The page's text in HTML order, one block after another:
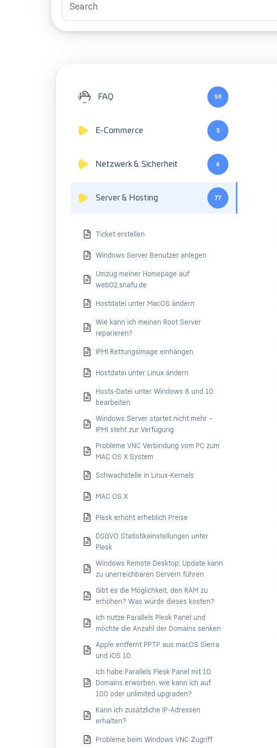
FAQ 59
E-Commerce 5
Netzwerk & Sicherheit 6
Server & Hosting 77
Ticket erstellen
Windows Server Benutzer anlegen
Umzug meiner Homepage auf
web02.snafu.de
Hostdatei unter MacOS ändern
Wie kann ich meinen Root Server
reparieren?
IPMI Rettungsimage einhängen
Hostdatei unter Linux ändern
Hosts-Datei unter Windows 8 und 10
bearbeiten
Windows Server startet nicht mehr –
IPMI steht zur Verfügung
Probleme VNC Verbindung vom PC zum
MAC OS X System
Schwachstelle in Linux-Kernels
MAC OS X
Plesk erhöht erheblich Preise
DSGVO Statistikeinstellungen unter
Plesk
Windows Remote Desktop: Update kann
zu unerreichbaren Servern führen
Gibt es die Möglichkeit, den RAM zu
erhöhen? Was würde dieses kosten?
Ich nutze Parallels Plesk Panel und
möchte die Anzahl der Domains senken
Apple entfernt PPTP aus macOS Sierra
und iOS 10
Ich habe Parallels Plesk Panel mit 10
Domains erworben, wie kann ich auf
100 oder unlimited upgraden?
Kann ich zusätzliche IP-Adressen
erhalten?
Probleme beim Windows VNC Zugriff